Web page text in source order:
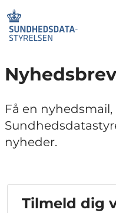
Få en nyhedsmail,
nyheder.
Tilmeld dig